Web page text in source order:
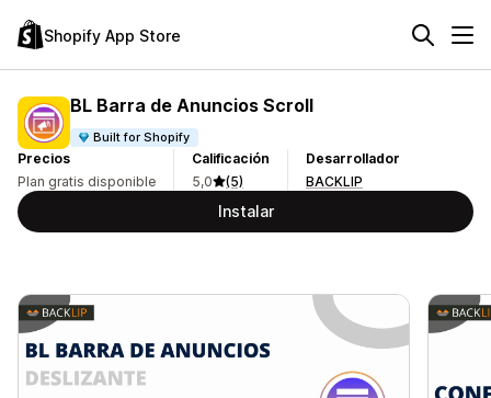
Shopify App Store
BL Barra de Anuncios Scroll
Built for Shopify
Precios
Plan gratis disponible
Calificación
5,0
(5)
Desarrollador
BACKLIP
Instalar